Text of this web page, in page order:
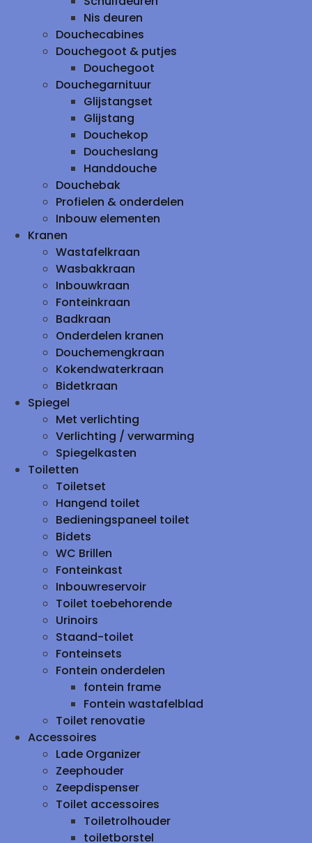
Nis deuren
Douchecabines
Douchegoot & putjes
Douchegoot
Douchegarnituur
Glijstangset
Glijstang
Douchekop
Doucheslang
Handdouche
Douchebak
Profielen & onderdelen
Inbouw elementen
Kranen
Wastafelkraan
Wasbakkraan
Inbouwkraan
Fonteinkraan
Badkraan
Onderdelen kranen
Douchemengkraan
Kokendwaterkraan
Bidetkraan
Spiegel
Met verlichting
Verlichting / verwarming
Spiegelkasten
Toiletten
Toiletset
Hangend toilet
Bedieningspaneel toilet
Bidets
WC Brillen
Fonteinkast
Inbouwreservoir
Toilet toebehorende
Urinoirs
Staand-toilet
Fonteinsets
Fontein onderdelen
fontein frame
Fontein wastafelblad
Toilet renovatie
Accessoires
Lade Organizer
Zeephouder
Zeepdispenser
Toilet accessoires
Toiletrolhouder
toiletborstel